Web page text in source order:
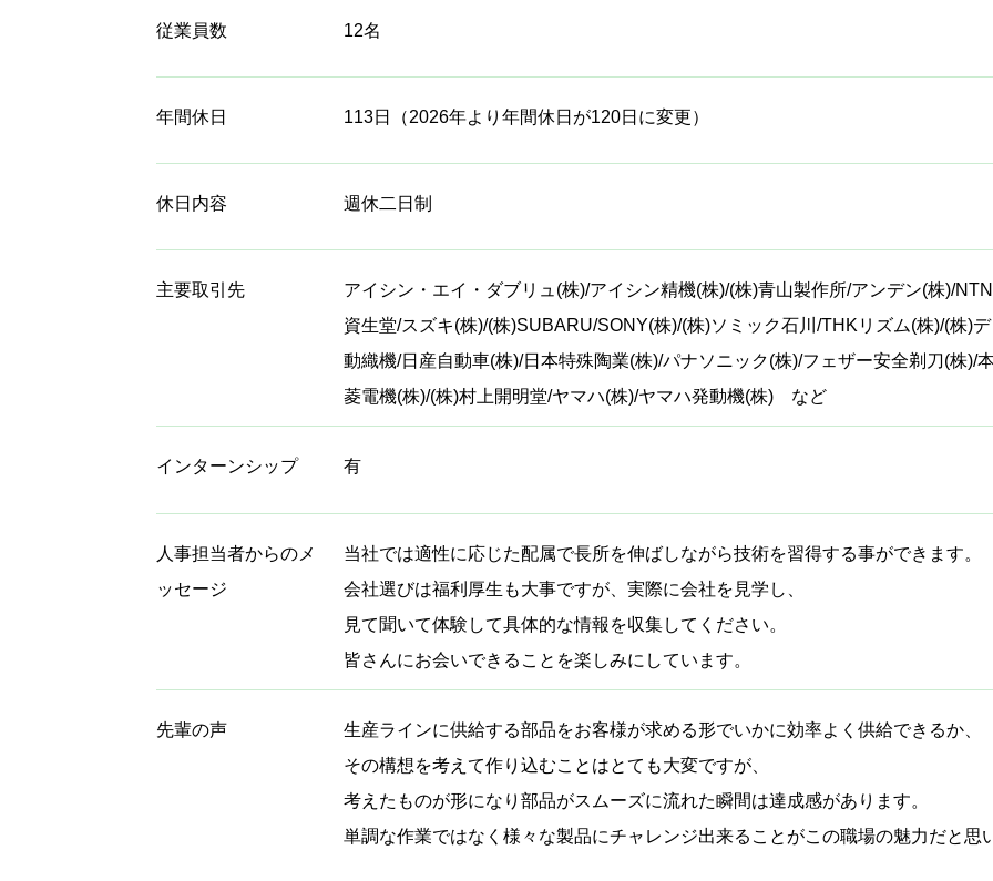
従業員数 12名
年間休日 113日（2026年より年間休日が120日に変更）
休日内容 週休二日制
主要取引先
アイシン・エイ・ダブリュ(株)/アイシン精機(株)/(株)青山製作所/アンデン(株)/
資生堂/スズキ(株)/(株)SUBARU/SONY(株)/(株)ソミック石川/THKリズム(株)/(株)
動織機/日産自動車(株)/日本特殊陶業(株)/パナソニック(株)/フェザー安全剃刀(株)/
菱電機(株)/(株)村上開明堂/ヤマハ(株)/ヤマハ発動機(株) など
インターンシップ 有
人事担当者からのメ
ッセージ
当社では適性に応じた配属で長所を伸ばしながら技術を習得する事ができます。
会社選びは福利厚生も大事ですが、実際に会社を見学し、
見て聞いて体験して具体的な情報を収集してください。
皆さんにお会いできることを楽しみにしています。
先輩の声
生産ラインに供給する部品をお客様が求める形でいかに効率よく供給できるか、
その構想を考えて作り込むことはとても大変ですが、
考えたものが形になり部品がスムーズに流れた瞬間は達成感があります。
単調な作業ではなく様々な製品にチャレンジ出来ることがこの職場の魅力だと思